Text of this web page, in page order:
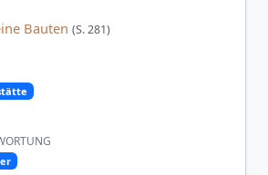
Bauten (S. 281)